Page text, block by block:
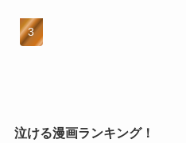
泣ける漫画ランキング！